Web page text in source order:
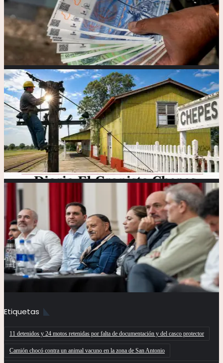
Etiquetas
11 detenidos y 24 motos retenidas por falta de documentación y del casco protector
Camión chocó contra un animal vacuno en la zona de San Antonio